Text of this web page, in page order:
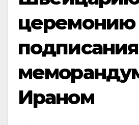
церемонию
подписания
Ираном